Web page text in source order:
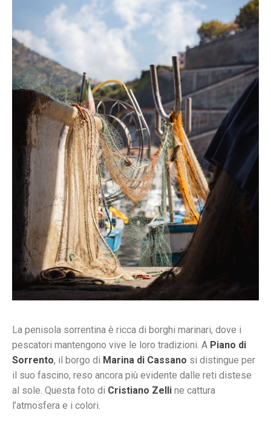
La penisola sorrentina è ricca di borghi marinari, dove i
pescatori mantengono vive le loro tradizioni. A Piano di
Sorrento, il borgo di Marina di Cassano si distingue per
il suo fascino, reso ancora più evidente dalle reti distese
al sole. Questa foto di Cristiano Zelli ne cattura
l’atmosfera e i colori.